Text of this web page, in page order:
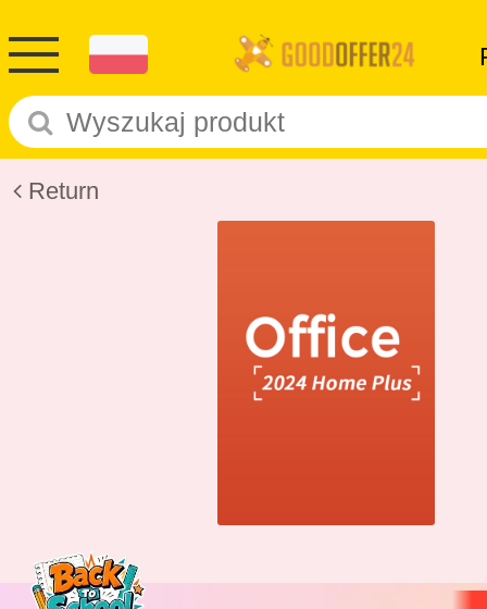
Return